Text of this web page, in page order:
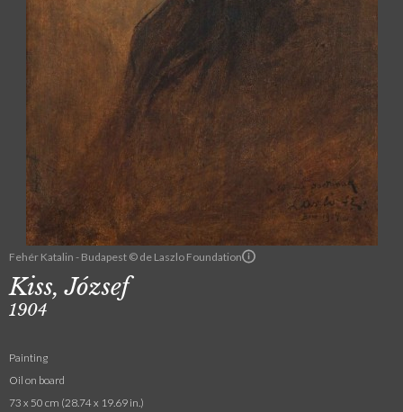
Fehér Katalin - Budapest © de Laszlo Foundation
Kiss, József
1904
Painting
Oil on board
73 x 50 cm (28.74 x 19.69 in.)